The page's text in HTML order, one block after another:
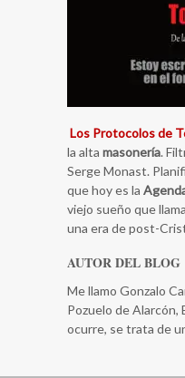
Los Protocolos de
la alta masonería.
Serge Monast.
que hoy es la
viejo sueño que
una era de post-
AUTOR DEL BLOG
Me llamo Gonzalo
Pozuelo de Alarcón,
ocurre, se trata de